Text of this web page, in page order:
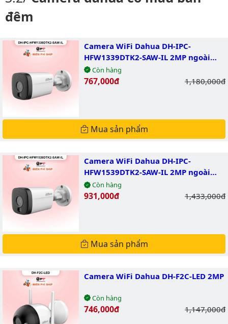
đêm
Camera WiFi Dahua DH-IPC-
HFW1339DTK2-SAW-IL 2MP ngoài
trờiCòn hàng
Giá bán:
767,000đ Giá gốc:
1,180,000đ
Mua sản phẩm
Camera WiFi Dahua DH-IPC-
HFW1539DTK2-SAW-IL 2MP ngoài
trờiCòn hàng
Giá bán:
931,000đ Giá gốc:
1,433,000đ
Mua sản phẩm
Camera WiFi Dahua DH-F2C-LED 2MP
Còn hàng
Giá bán:
746,000đ Giá gốc:
1,147,000đ